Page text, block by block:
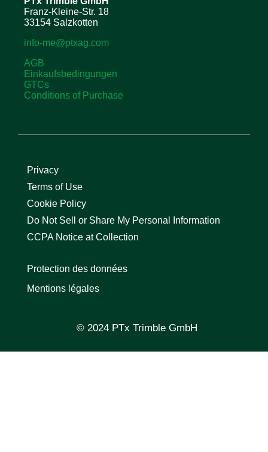
Franz-Kleine-Str. 18
33154 Salzkotten
info-me@ptxag.com
AGB
Einkaufsbedingungen
GTCs
Conditions of Purchase
Privacy
Terms of Use
Cookie Policy
Do Not Sell or Share My Personal Information
CCPA Notice at Collection
Protection des données
Mentions légales
© 2024 PTx Trimble GmbH